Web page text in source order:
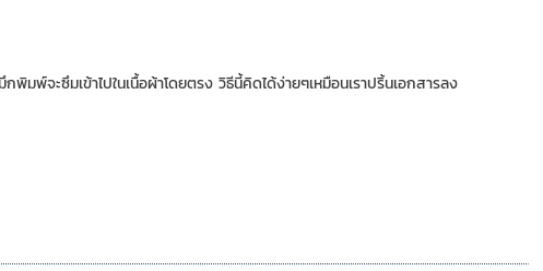
พ์จะซึมเข้าไปในเนื้อผ้าโดยตรง วิธีนี้คิดได้ง่ายๆเหมือนเราปริ้นเอกสารลง